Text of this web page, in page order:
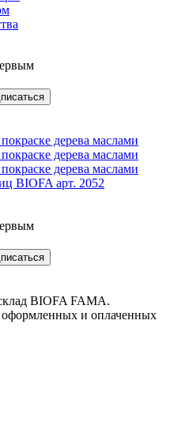
дерева маслами
дерева маслами
дерева маслами
BIOFA арт. 2052
BIOFA FAMA.
оформленных и оплаченных